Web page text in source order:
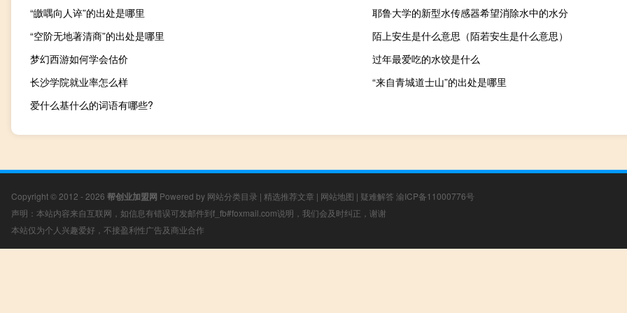
“皦喁向人谇”的出处是哪里
耶鲁大学的新型水传感器希望消除水中的水分
“空阶无地著清商”的出处是哪里
陌上安生是什么意思（陌若安生是什么意思）
梦幻西游如何学会估价
过年最爱吃的水饺是什么
长沙学院就业率怎么样
“来自青城道士山”的出处是哪里
爱什么基什么的词语有哪些?
Copyright © 2012 - 2026 帮创业加盟网 Powered by 网站分类目录 | 精选推荐文章 | 网站地图 | 疑难解答 渝ICP备11000776号
声明：本站内容来自互联网，如信息有错误可发邮件到f_fb#foxmail.com说明，我们会及时纠正，谢谢
本站仅为个人兴趣爱好，不接盈利性广告及商业合作